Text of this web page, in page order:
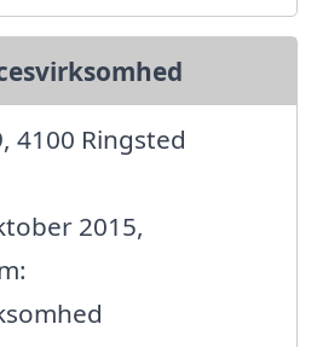
4100 Ringsted
2015,